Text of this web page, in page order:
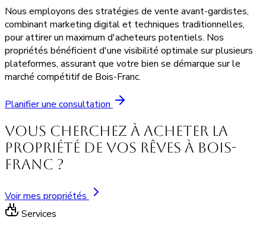
Nous employons des stratégies de vente avant-gardistes,
combinant marketing digital et techniques traditionnelles,
pour attirer un maximum d'acheteurs potentiels. Nos
propriétés bénéficient d'une visibilité optimale sur plusieurs
plateformes, assurant que votre bien se démarque sur le
marché compétitif de Bois-Franc.
Planifier une consultation
Vous cherchez à acheter la
propriété de vos rêves à Bois-
Franc ?
Voir mes propriétés
Services